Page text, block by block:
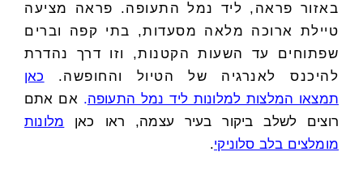
באזור פראה, ליד נמל התעופה. פראה מציעה
טיילת ארוכה מלאה מסעדות, בתי קפה וברים
שפתוחים עד השעות הקטנות, וזו דרך נהדרת
להיכנס לאנרגיה של הטיול והחופשה. כאן
תמצאו המלצות למלונות ליד נמל התעופה.אם אתם
רוצים לשלב ביקור בעיר עצמה, ראו כאן מלונות
מומלצים בלב סלוניקי.